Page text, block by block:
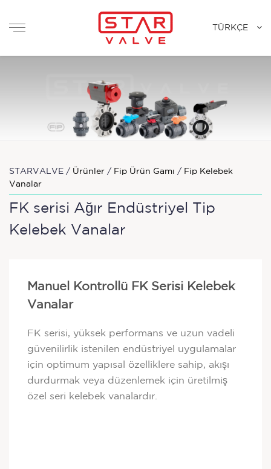
TÜRKÇE
STARVALVE / Ürünler / Fip Ürün Gamı / Fip Kelebek
Vanalar
FK serisi Ağır Endüstriyel Tip
Kelebek Vanalar
Manuel Kontrollü FK Serisi Kelebek
Vanalar
FK serisi, yüksek performans ve uzun vadeli
güvenilirlik istenilen endüstriyel uygulamalar
için optimum yapısal özelliklere sahip, akışı
durdurmak veya düzenlemek için üretilmiş
özel seri kelebek vanalardır.